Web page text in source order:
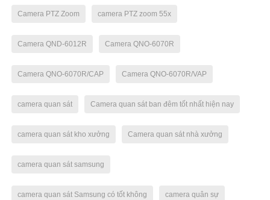
Camera PTZ Zoom camera PTZ zoom 55x
Camera QND-6012R Camera QNO-6070R
Camera QNO-6070R/CAP Camera QNO-6070R/VAP
camera quan sát Camera quan sát ban đêm tốt nhất hiện nay
camera quan sát kho xưởng Camera quan sát nhà xưởng
camera quan sát samsung
camera quan sát Samsung có tốt không camera quân sự